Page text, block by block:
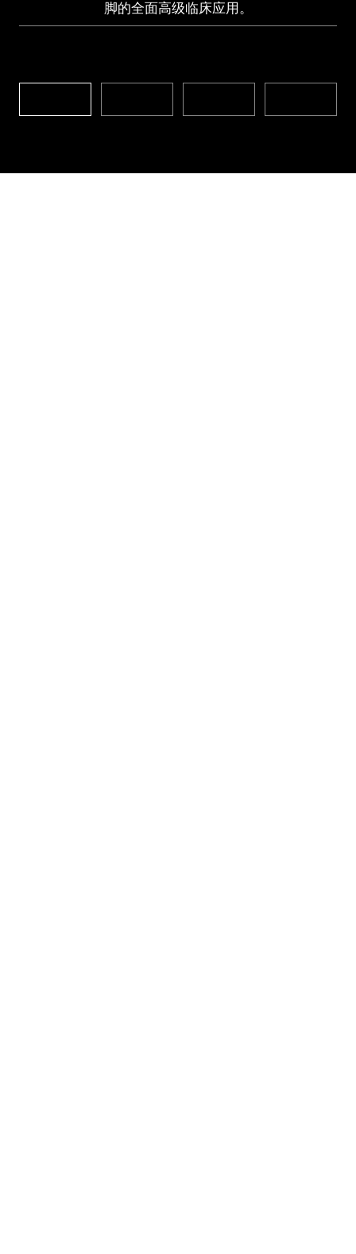
脚的全面高级临床应用。